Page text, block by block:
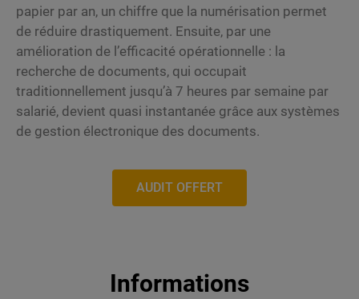
papier par an, un chiffre que la numérisation permet
de réduire drastiquement. Ensuite, par une
amélioration de l’efficacité opérationnelle : la
recherche de documents, qui occupait
traditionnellement jusqu’à 7 heures par semaine par
salarié, devient quasi instantanée grâce aux systèmes
de gestion électronique des documents.
AUDIT OFFERT
Informations